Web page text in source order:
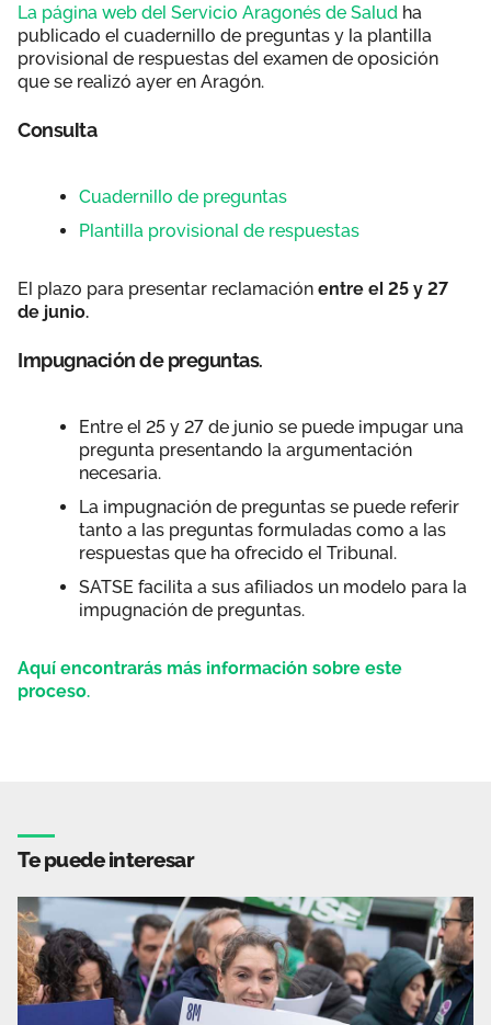
La página web del Servicio Aragonés de Salud ha
publicado el cuadernillo de preguntas y la plantilla
provisional de respuestas del examen de oposición
que se realizó ayer en Aragón.
Consulta
Cuadernillo de preguntas
Plantilla provisional de respuestas
El plazo para presentar reclamación entre el 25 y 27
de junio.
Impugnación de preguntas.
Entre el 25 y 27 de junio se puede impugar una
pregunta presentando la argumentación
necesaria.
La impugnación de preguntas se puede referir
tanto a las preguntas formuladas como a las
respuestas que ha ofrecido el Tribunal.
SATSE facilita a sus afiliados un modelo para la
impugnación de preguntas.
Aquí encontrarás más información sobre este
proceso.
Te puede interesar